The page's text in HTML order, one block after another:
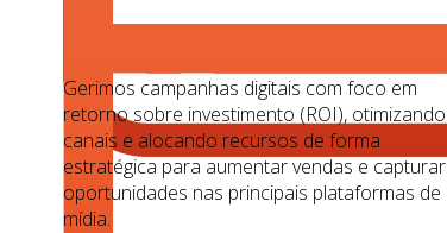
Gerimos campanhas digitais com foco em
retorno sobre investimento (ROI), otimizando
canais e alocando recursos de forma
estratégica para aumentar vendas e capturar
oportunidades nas principais plataformas de
mídia.